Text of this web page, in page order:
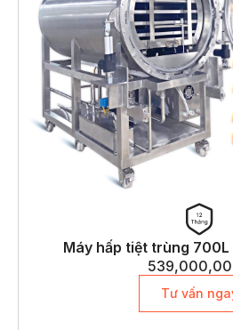
Máy hấp tiệt trùng
Tư vấn